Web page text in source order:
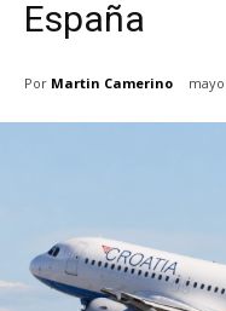
España
Por Martin Camerino